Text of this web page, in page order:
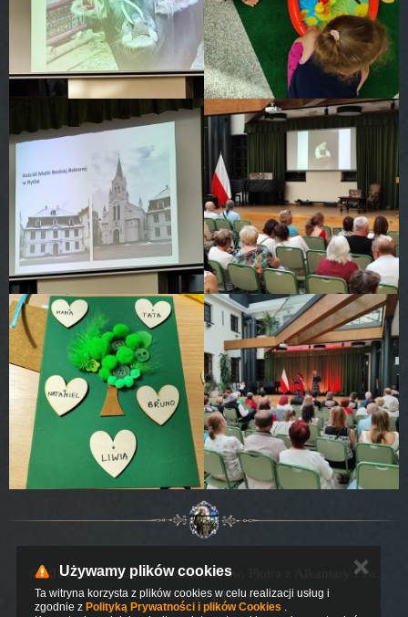
© 2016 Parafia Rzymskokatolicka św. Piotra z Alkantary i św.
Antoniego z Padwy
Używamy plików cookies
Ta witryna korzysta z plików cookies w celu realizacji usług i
zgodnie z Polityką Prywatności i plików Cookies .
✕